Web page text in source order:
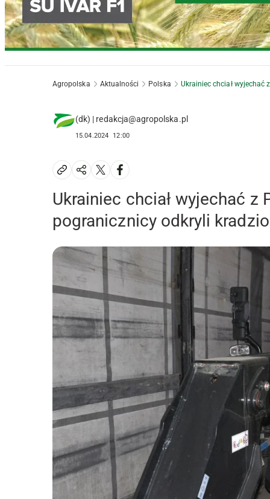
Agropolska Aktualności Polska Ukrainiec chciał wyjechać
(dk) | redakcja@agropolska.pl
15.04.2024 12:00
Ukrainiec chciał wyjechać z
pogranicznicy odkryli